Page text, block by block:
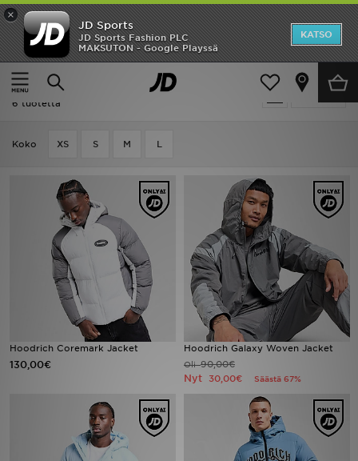
×
JD Sports
JD Sports Fashion PLC
MAKSUTON - Google Playssä
KATSO
Etusivu
Miehet Miesten vaatteet Takit
Suodata
Miehet - Hoodrich Takit
6 tuotetta
Koko XS S M L
Hoodrich Coremark Jacket
130,00€
Hoodrich Galaxy Woven Jacket
Oli90,00€
Nyt 30,00€ Säästä 67%
Etusivu
ALE
Uutuudet
Suosikit
Tuotemerkit
Inspiroidu
Lataa JD-sovellus